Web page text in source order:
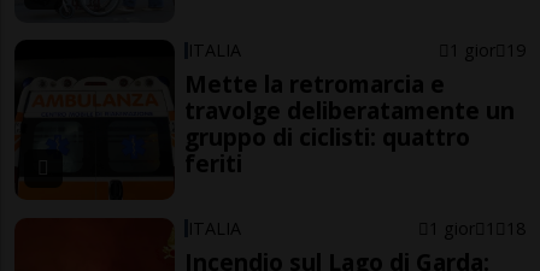
ITALIA 1 gior 19
Mette la retromarcia e
travolge deliberatamente un
gruppo di ciclisti: quattro
feriti
ITALIA 1 gior 1 18
Incendio sul Lago di Garda: